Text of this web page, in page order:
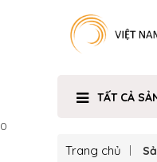
TẤT CẢ
0
Trang chủ